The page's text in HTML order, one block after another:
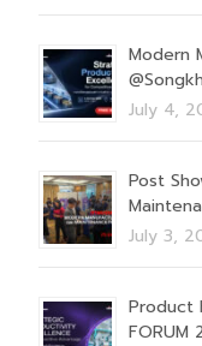
Modern
July 4,
Post
July 3,
Product
FORUM